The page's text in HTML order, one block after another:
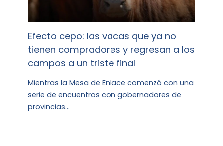
Efecto cepo: las vacas que ya no
tienen compradores y regresan a los
campos a un triste final
Mientras la Mesa de Enlace comenzó con una
serie de encuentros con gobernadores de
provincias…